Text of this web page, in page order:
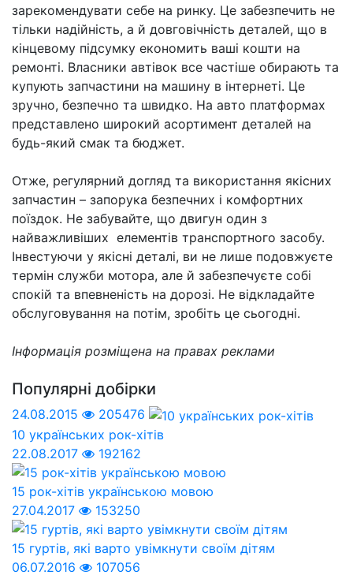
зарекомендувати себе на ринку. Це забезпечить не
тільки надійність, а й довговічність деталей, що в
кінцевому підсумку економить ваші кошти на
ремонті. Власники автівок все частіше обирають та
купують запчастини на машину в інтернеті. Це
зручно, безпечно та швидко. На авто платформах
представлено широкий асортимент деталей на
будь-який смак та бюджет.
Отже, регулярний догляд та використання якісних
запчастин – запорука безпечних і комфортних
поїздок. Не забувайте, що двигун один з
найважливіших елементів транспортного засобу.
Інвестуючи у якісні деталі, ви не лише подовжуєте
термін служби мотора, але й забезпечуєте собі
спокій та впевненість на дорозі. Не відкладайте
обслуговування на потім, зробіть це сьогодні.
Інформація розміщена на правах реклами
Популярні добірки
24.08.2015
205476
10 українських рок-хітів
22.08.2017
192162
15 рок-хітів українською мовою
27.04.2017
153250
15 гуртів, які варто увімкнути своїм дітям
06.07.2016
107056